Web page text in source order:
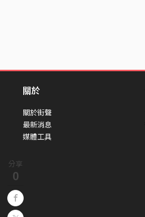
分享
0
關於
關於街聲
最新消息
媒體工具